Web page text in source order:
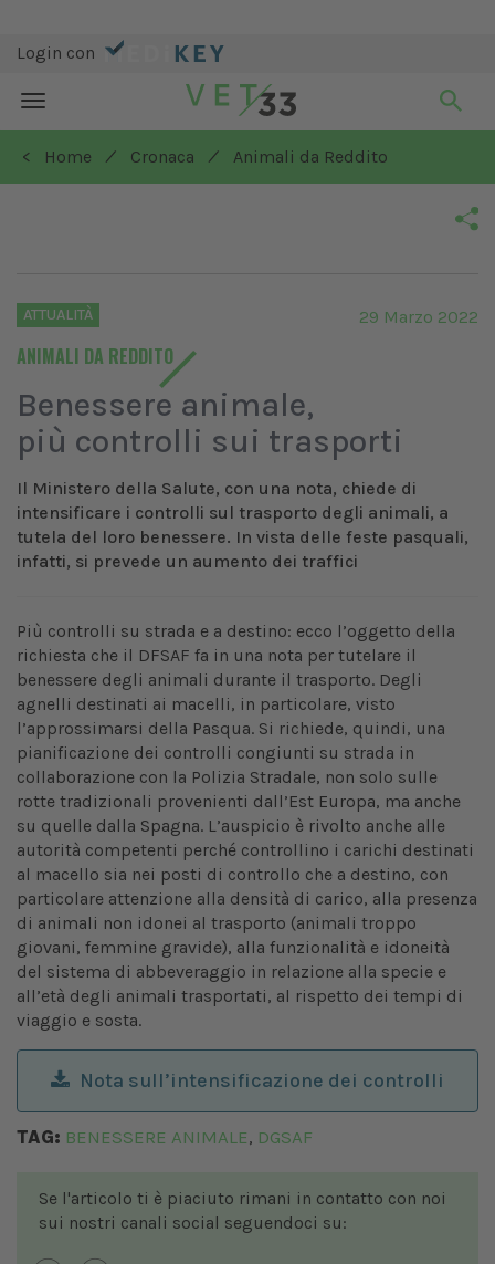
Login con
Toggle
navigation
< Home
/ Cronaca / Animali da Reddito
ATTUALITÀ
ANIMALI DA REDDITO
29 Marzo 2022
Benessere animale,
più controlli sui trasporti
Il Ministero della Salute, con una nota, chiede di
intensificare i controlli sul trasporto degli animali, a
tutela del loro benessere. In vista delle feste pasquali,
infatti, si prevede un aumento dei traffici
Più controlli su strada e a destino: ecco l’oggetto della
richiesta che il DFSAF fa in una nota per tutelare il
benessere degli animali durante il trasporto. Degli
agnelli destinati ai macelli, in particolare, visto
l’approssimarsi della Pasqua. Si richiede, quindi, una
pianificazione dei controlli congiunti su strada in
collaborazione con la Polizia Stradale, non solo sulle
rotte tradizionali provenienti dall’Est Europa, ma anche
su quelle dalla Spagna. L’auspicio è rivolto anche alle
autorità competenti perché controllino i carichi destinati
al macello sia nei posti di controllo che a destino, con
particolare attenzione alla densità di carico, alla presenza
di animali non idonei al trasporto (animali troppo
giovani, femmine gravide), alla funzionalità e idoneità
del sistema di abbeveraggio in relazione alla specie e
all’età degli animali trasportati, al rispetto dei tempi di
viaggio e sosta.
Nota sull’intensificazione dei controlli
TAG: BENESSERE ANIMALE, DGSAF
Se l'articolo ti è piaciuto rimani in contatto con noi
sui nostri canali social seguendoci su: